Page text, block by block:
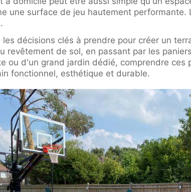
une surface de jeu hautement
les décisions clés à prendre pour créer un
revêtement de sol, en passant par les
ou d'un grand jardin dédié, comprendre ces
fonctionnel, esthétique et durable.